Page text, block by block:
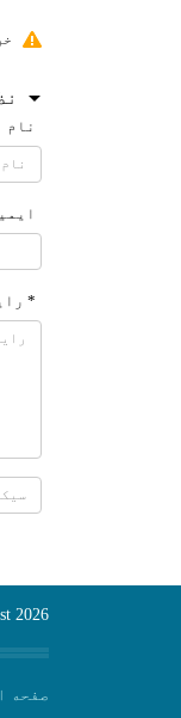
نام
*
2026
صفحه